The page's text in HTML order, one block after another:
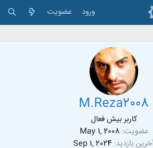
ورود عضویت
M.Reza2008
کاربر بیش فعال
عضویت May 1, 2008
بازدید Sep 1, 2024